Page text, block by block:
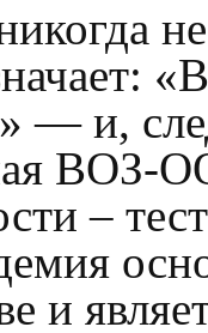
— и,
ВОЗ-
–
и